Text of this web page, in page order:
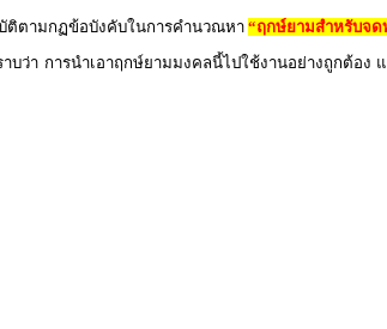
ติตามกฏข้อบังคับในการคำนวณหา “ฤกษ์ยามสำหรับจด
ว่า การนำเอาฤกษ์ยามมงคลนี้ไปใช้งานอย่างถูกต้อ